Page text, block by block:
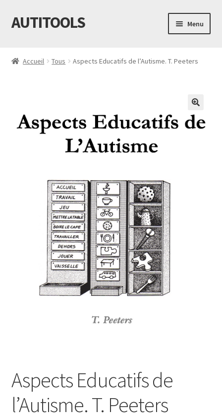
Aller
à
navigation
Aller
au
AUTITOOLS Menu
F.A.Q.
Ressources
Accueil Tous Aspects Educatifs de l’Autisme. T. Peeters
Aspects Educatifs de
l’Autisme. T. Peeters